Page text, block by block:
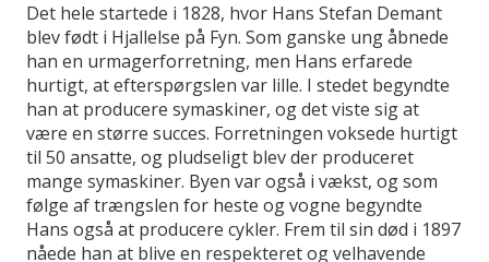
Det hele startede i 1828, hvor Hans Stefan Demant
blev født i Hjallelse på Fyn. Som ganske ung åbnede
han en urmagerforretning, men Hans erfarede
hurtigt, at efterspørgslen var lille. I stedet begyndte
han at producere symaskiner, og det viste sig at
være en større succes. Forretningen voksede hurtigt
til 50 ansatte, og pludseligt blev der produceret
mange symaskiner. Byen var også i vækst, og som
følge af trængslen for heste og vogne begyndte
Hans også at producere cykler. Frem til sin død i 1897
nåede han at blive en respekteret og velhavende